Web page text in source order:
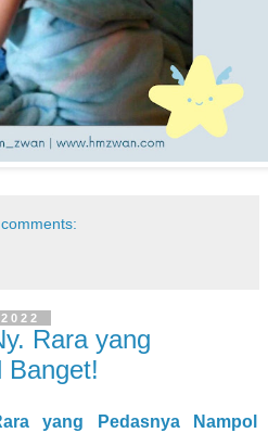
Rara yang
Banget!
yang Pedasnya Nampol